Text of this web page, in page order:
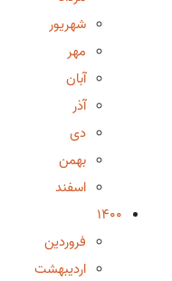
شهریور
مهر
آبان
آذر
دی
بهمن
اسفند
1400
فروردین
اردیبهشت